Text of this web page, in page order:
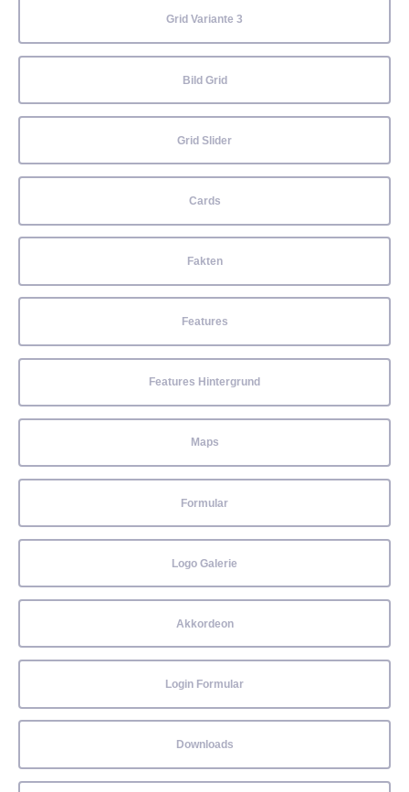
Grid Variante 3
Bild Grid
Grid Slider
Cards
Fakten
Features
Features Hintergrund
Maps
Formular
Logo Galerie
Akkordeon
Login Formular
Downloads